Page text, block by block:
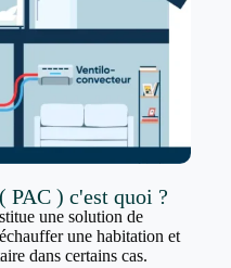
PAC ) c'est quoi ?
une solution de
une habitation et
dans certains cas.